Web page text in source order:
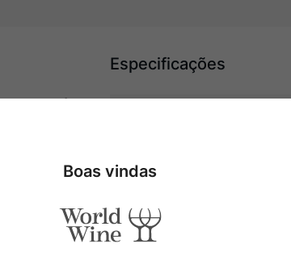
em safras
suínas, além
Especificações
Produtor
Boas vindas